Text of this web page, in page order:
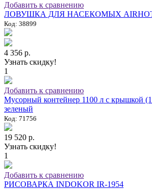
Добавить к сравнению
ЛОВУШКА ДЛЯ НАСЕКОМЫХ AIRHOT
Код: 38899
4 356 р.
Узнать скидку!
1
Добавить к сравнению
Мусорный контейнер 1100 л с крышкой
зеленый
Код: 71756
19 520 р.
Узнать скидку!
1
Добавить к сравнению
РИСОВАРКА INDOKOR IR-1954